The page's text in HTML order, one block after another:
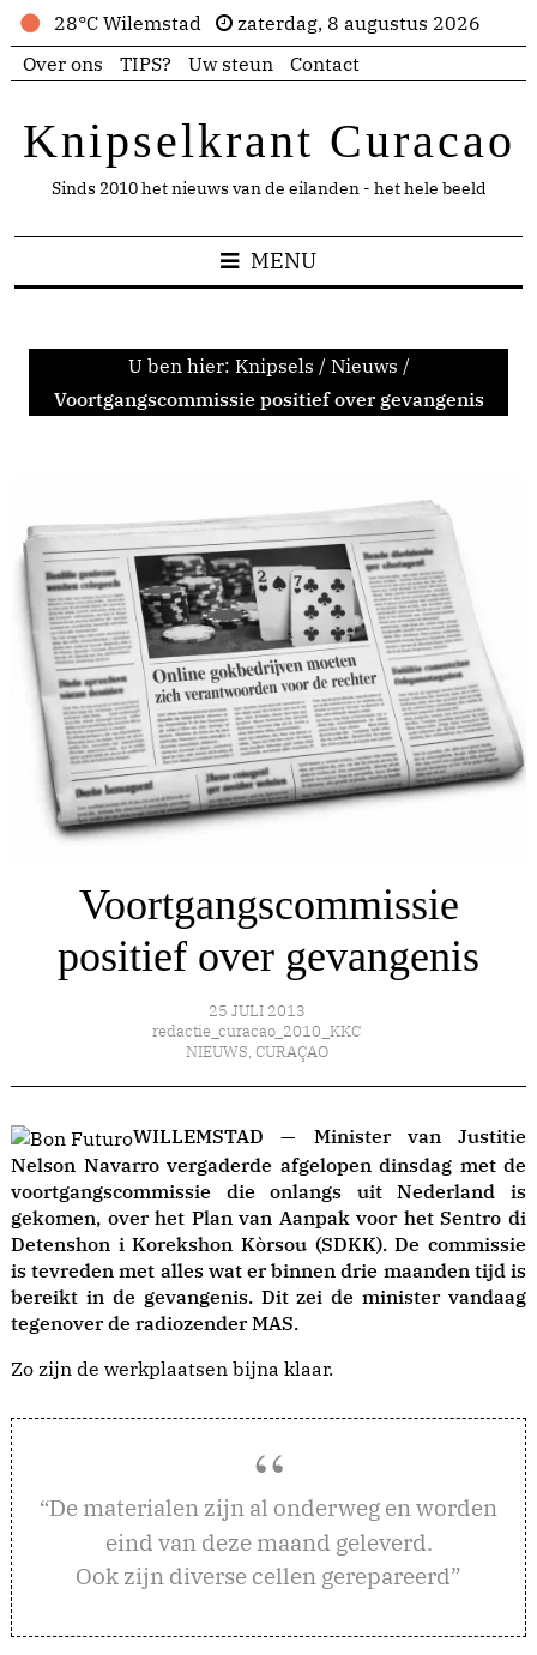
28°C Wilemstad
zaterdag, 8 augustus 2026
Over ons
TIPS? Uw steun Contact
Knipselkrant Curacao
Sinds 2010 het nieuws van de eilanden - het hele beeld
MENU
U ben hier: Knipsels / Nieuws /
Voortgangscommissie positief over gevangenis
Voortgangscommissie
positief over gevangenis
25 JULI 2013
redactie_curacao_2010_KKC
NIEUWS, CURAÇAO
WILLEMSTAD — Minister van Justitie
Nelson Navarro vergaderde afgelopen dinsdag met de
voortgangscommissie die onlangs uit Nederland is
gekomen, over het Plan van Aanpak voor het Sentro di
Detenshon i Korekshon Kòrsou (SDKK). De commissie
is tevreden met alles wat er binnen drie maanden tijd is
bereikt in de gevangenis. Dit zei de minister vandaag
tegenover de radiozender MAS.
Zo zijn de werkplaatsen bijna klaar.
“De materialen zijn al onderweg en worden
eind van deze maand geleverd.
Ook zijn diverse cellen gerepareerd”